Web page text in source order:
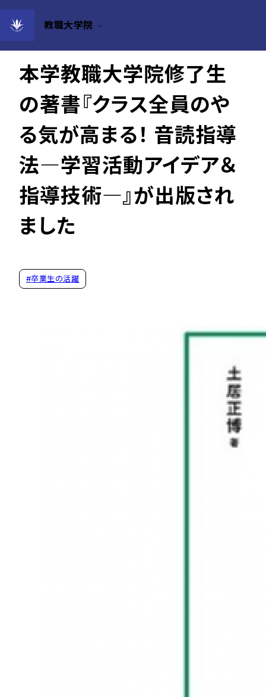
教職大学院
2021年07月12日
本学教職大学院修了生
の著書『クラス全員のや
る気が高まる！ 音読指導
法―学習活動アイデア＆
指導技術―』が出版され
ました
#卒業生の活躍